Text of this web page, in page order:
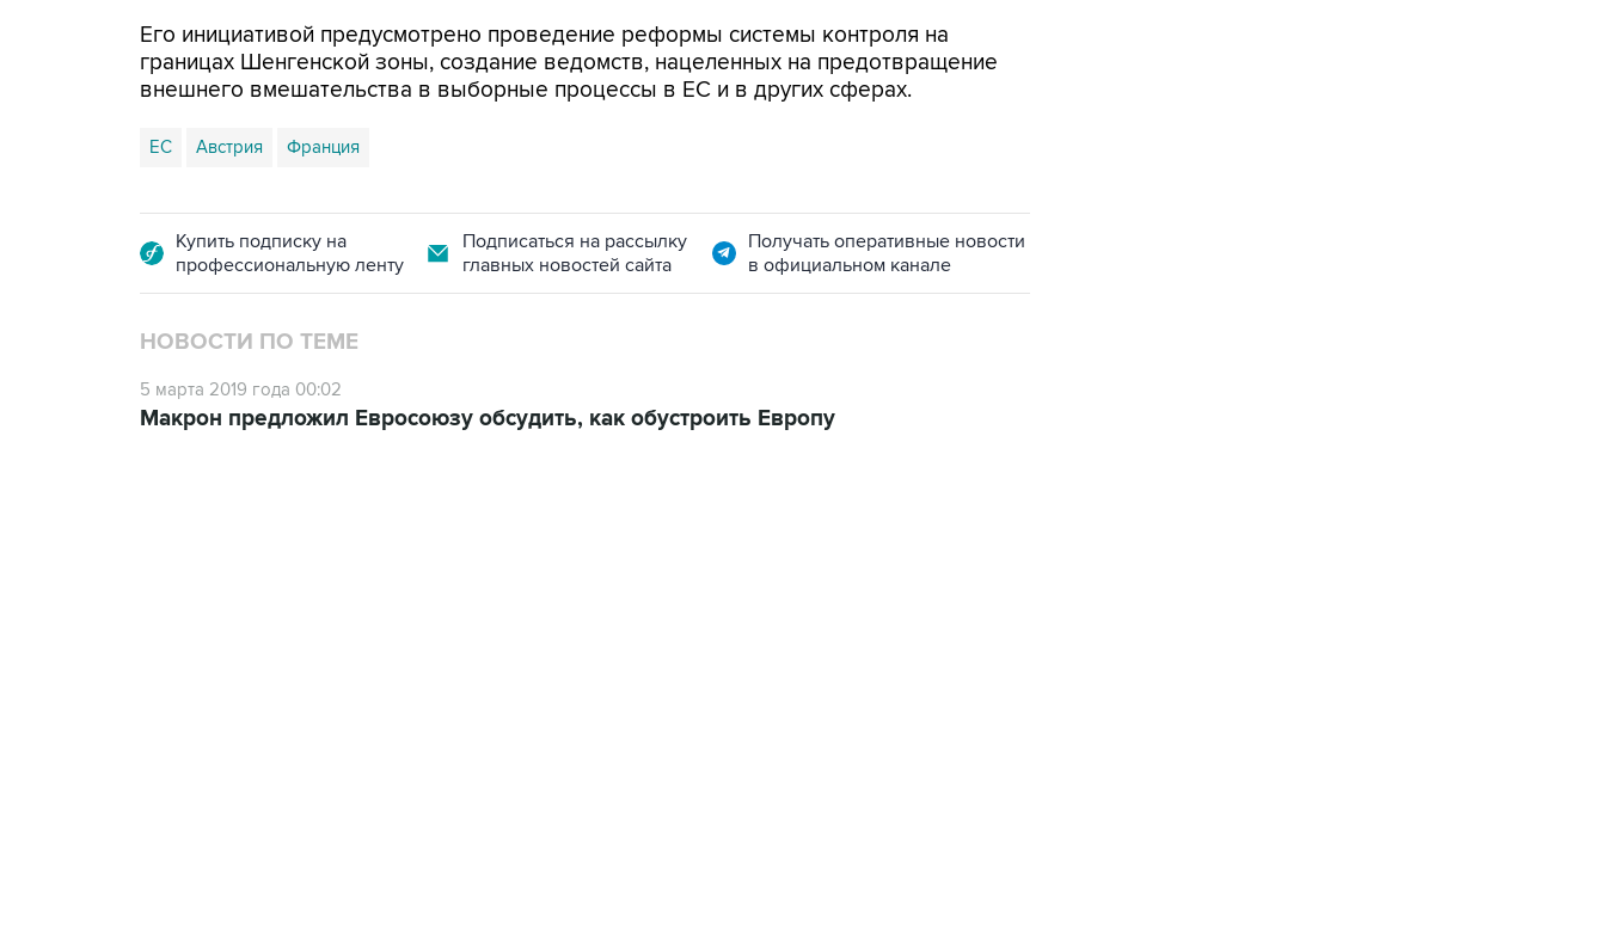
Его инициативой предусмотрено проведение реформы системы контроля на
границах Шенгенской зоны, создание ведомств, нацеленных на предотвращение
внешнего вмешательства в выборные процессы в ЕС и в других сферах.
ЕС Австрия Франция
Купить подписку на
профессиональную ленту
Подписаться на рассылку
главных новостей сайта
Получать оперативные новости
в официальном канале
НОВОСТИ ПО ТЕМЕ
5 марта 2019 года 00:02
Макрон предложил Евросоюзу обсудить, как обустроить Европу